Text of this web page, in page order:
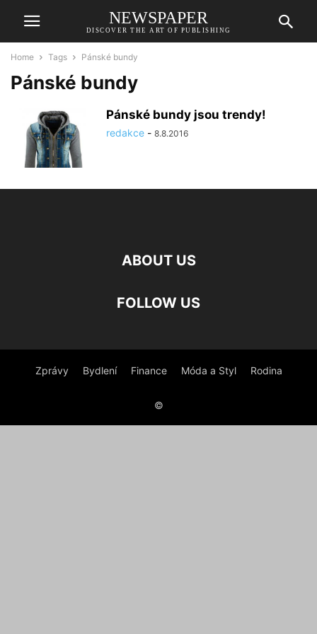
NEWSPAPER
DISCOVER THE ART OF PUBLISHING
Home Tags Pánské bundy
Pánské bundy
Pánské bundy jsou trendy!
redakce - 8.8.2016
ABOUT US
FOLLOW US
Zprávy Bydlení Finance Móda a Styl Rodina
©